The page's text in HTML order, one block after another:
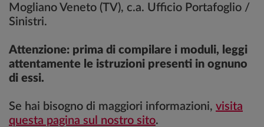
Mogliano Veneto (TV), c.a. Ufficio Portafoglio /
Sinistri.
Attenzione: prima di compilare i moduli, leggi
attentamente le istruzioni presenti in ognuno
di essi.
Se hai bisogno di maggiori informazioni, visita
questa pagina sul nostro sito.